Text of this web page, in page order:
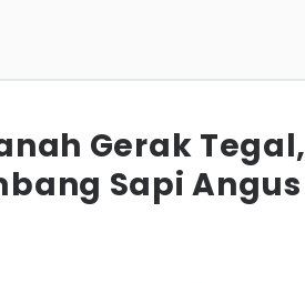
Gerak Tegal,
Sapi Angus